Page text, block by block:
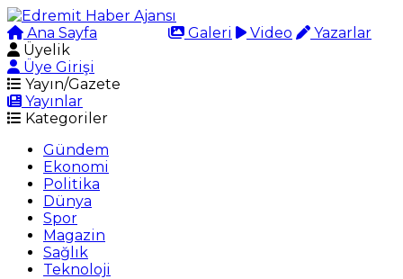
Ana Sayfa Galeri Video
Yazarlar
Üyelik
Üye Girişi
Yayın/Gazete
Yayınlar
Kategoriler
Gündem
Ekonomi
Politika
Dünya
Spor
Magazin
Sağlık
Teknoloji